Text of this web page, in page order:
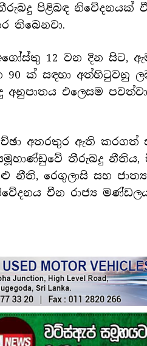
පිළිබඳ නිවේදනයක්
තිබෙනවා.
12 වන දින සිට,
90 ක් සඳහා අත්හිටුවනු
එලෙසම
අතරතුර ඇති කරගත්
තීරුබදු
නීති, රෙගුලාසි සහ
චීන රාජ්‍ය